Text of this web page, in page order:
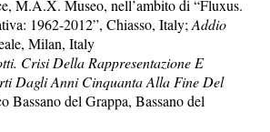
M.A.X. Museo, nell’ambito di “Fluxus.
1962-2012”, Chiasso, Italy; Addio
Milan, Italy
Crisi Della Rappresentazione E
Dagli Anni Cinquanta Alla Fine Del
Bassano del Grappa, Bassano del